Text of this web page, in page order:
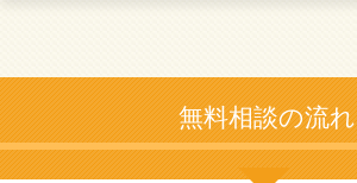
無料相談の流れ